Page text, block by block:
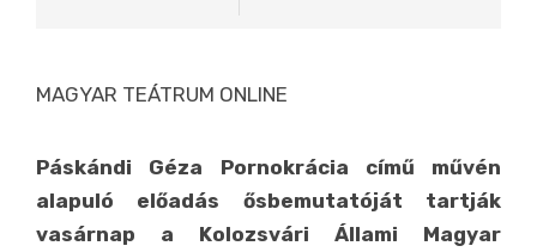
MAGYAR TEÁTRUM ONLINE
Páskándi Géza Pornokrácia című művén
alapuló előadás ősbemutatóját tartják
vasárnap a Kolozsvári Állami Magyar